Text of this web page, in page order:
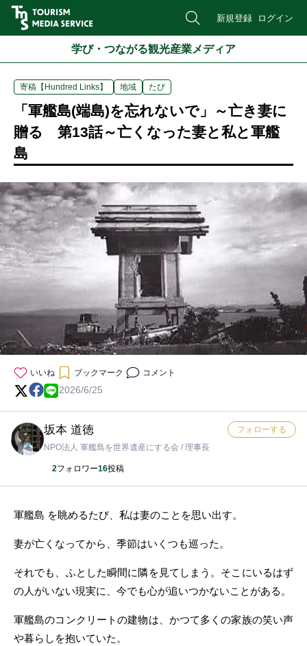
新規登録 ログイン
学び・つながる観光産業メディア
寄稿【Hundred Links】 地域 たび
「軍艦島(端島)を忘れないで」～亡き妻に
贈る 第13話～亡くなった妻と私と軍艦
島
いいね ブックマーク コメント
2026/6/25
坂本 道徳
NPO法人 軍艦島を世界遺産にする会 / 理事長
2フォロワー16投稿
フォローする
軍艦島 を眺めるたび、私は妻のことを思い出す。
妻が亡くなってから、季節はいくつも巡った。
それでも、ふとした瞬間に隣を見てしまう。そこにいるはず
の人がいない現実に、今でも心が追いつかないことがある。
軍艦島のコンクリートの建物は、かつて多くの家族の笑い声
や暮らしを抱いていた。